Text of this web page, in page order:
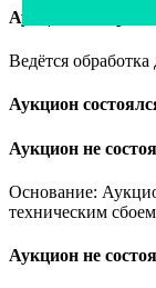
Аукцион завершён
Ведётся
Аукцион
Аукцион не
Основание:
техническим сбоем
Аукцион не